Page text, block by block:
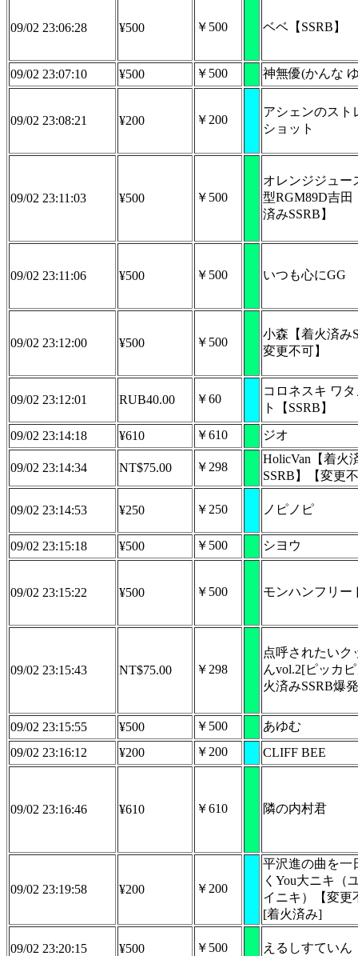
09/02 23:06:28 ¥500 ￥500 ベベ【SSRB】
09/02 23:07:10 ¥500 ￥500 神無優(かんな
09/02 23:08:21 ¥200 ￥200
アシェンのスト
ショット
09/02 23:11:03 ¥500 ￥500
オレンジジュー
型RGM89D吉田
済みSSRB】
09/02 23:11:06 ¥500 ￥500 いつも心にGG
09/02 23:12:00 ¥500 ￥500
小森【着火済み
変更不可】
09/02 23:12:01 RUB40.00 ￥60
コロネスキ ワ
ト【SSRB】
09/02 23:14:18 ¥610 ￥610 ジオ
09/02 23:14:34 NT$75.00 ￥298
HolicVan【着火
SSRB】【変更
09/02 23:14:53 ¥250 ￥250 ノピノピ
09/02 23:15:18 ¥500 ￥500 シヨウ
09/02 23:15:22 ¥500 ￥500 モンハンフリー
09/02 23:15:43 NT$75.00 ￥298
点呼されたいク
んvol.2[ピッカ
火済みSSRB爆
09/02 23:15:55 ¥500 ￥500
あゆむ
09/02 23:16:12
¥200 ￥200 CLIFF BEE
09/02 23:16:46 ¥610 ￥610 隣の内村君
09/02 23:19:58 ¥200 ￥200
平沢進の曲を一
くYou大ニキ（
イニキ）【変更
[着火済み]
09/02 23:20:15 ¥500 ￥500 えるしすていん